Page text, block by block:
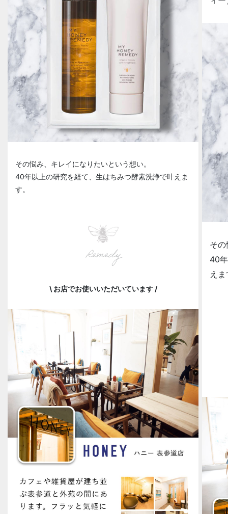
その悩み、キレイになりたいという想い。
40年以上の研究を経て、生はちみつ酵素洗浄で叶えま
す。
Remedy
\ お店でお使いいただいています /
そ
40
え